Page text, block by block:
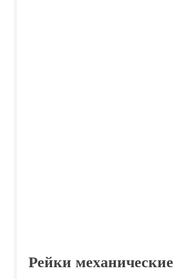
Рейки механические